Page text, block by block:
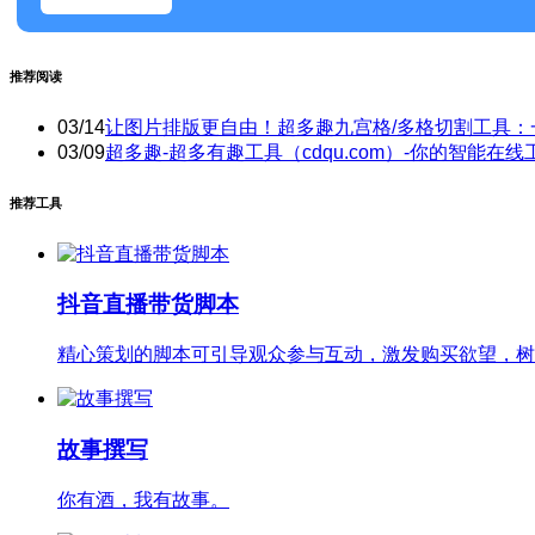
推荐阅读
03/14让图片排版更自由！超多趣九宫格/多格切割工具
03/09超多趣-超多有趣工具（cdqu.com）-你的智能在线
推荐工具
抖音直播带货脚本
精心策划的脚本可引导观众参与互动，激发购买欲望，
故事撰写
你有酒，我有故事。